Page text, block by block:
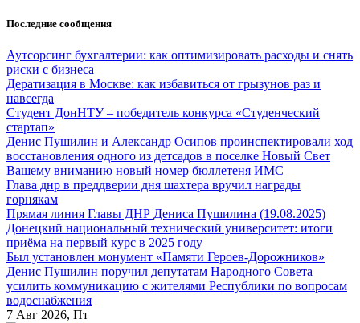
Перейти
содержанию
Последние сообщения
Аутсорсинг бухгалтерии: как оптимизировать расходы и снять
риски с бизнеса
Дератизация в Москве: как избавиться от грызунов раз и
навсегда
Студент ДонНТУ – победитель конкурса «Студенческий
стартап»
Денис Пушилин и Александр Осипов проинспектировали ход
восстановления одного из детсадов в поселке Новый Свет
Вашему вниманию новый номер бюллетеня ИМС
Глава днр в преддверии дня шахтера вручил награды
горнякам
Прямая линия Главы ДНР Дениса Пушилина (19.08.2025)
Донецкий национальный технический университет: итоги
приёма на первый курс в 2025 году
Был установлен монумент «Памяти Героев-Дорожников»
Денис Пушилин поручил депутатам Народного Совета
усилить коммуникацию с жителями Республики по вопросам
водоснабжения
7 Авг 2026, Пт